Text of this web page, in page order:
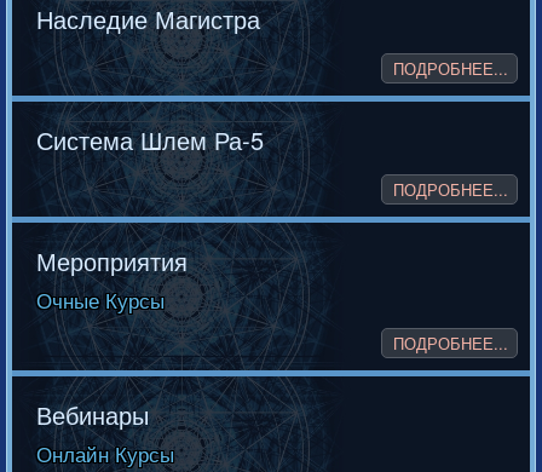
Наследие Магистра
ПОДРОБНЕЕ...
Система Шлем Ра-5
ПОДРОБНЕЕ...
Мероприятия
Очные Курсы
ПОДРОБНЕЕ...
Вебинары
Онлайн Курсы